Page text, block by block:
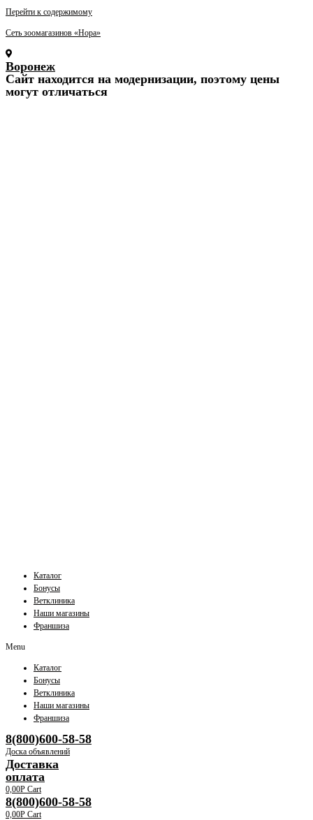
Перейти к содержимому
Сеть зоомагазинов «Нора»
Воронеж
Cайт находится на модернизации, поэтому цены
могут отличаться
Каталог
Бонусы
Ветклиника
Наши магазины
Франшиза
Menu
Каталог
Бонусы
Ветклиника
Наши магазины
Франшиза
8(800)600-58-58
Доска объявлений
Доставка
оплата
0,00Р Cart
8(800)600-58-58
0,00Р Cart